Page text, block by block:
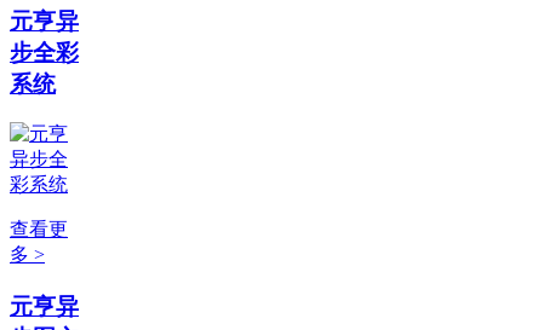
元亨异
步全彩
系统
查看更
多 >
元亨异